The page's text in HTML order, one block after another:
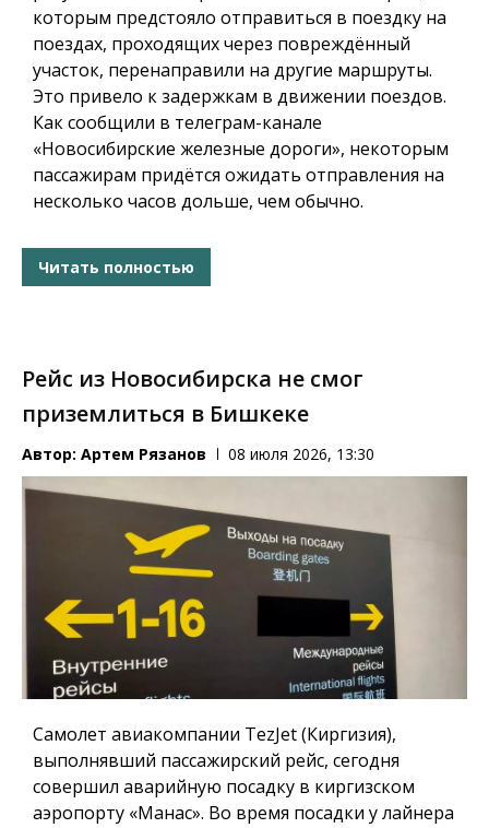
которым предстояло отправиться в поездку на
поездах, проходящих через повреждённый
участок, перенаправили на другие маршруты.
Это привело к задержкам в движении поездов.
Как сообщили в телеграм-канале
«Новосибирские железные дороги», некоторым
пассажирам придётся ожидать отправления на
несколько часов дольше, чем обычно.
Читать полностью
Рейс из Новосибирска не смог
приземлиться в Бишкеке
Автор: Артем Рязанов 08 июля 2026, 13:30
Самолет авиакомпании TezJet (Киргизия),
выполнявший пассажирский рейс, сегодня
совершил аварийную посадку в киргизском
аэропорту «Манас». Во время посадки у лайнера